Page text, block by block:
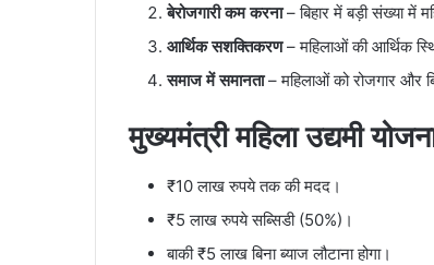
बेरोजगारी कम करना– बिहार में बड़ी संख्या में
आर्थिक सशक्तिकरण– महिलाओं की आर्थिक
समाज में समानता– महिलाओं को रोजगार और
मुख्यमंत्री महिला उद्यमी
₹10 लाख रुपये तक की मदद।
₹5 लाख रुपये सब्सिडी (50%)।
बाकी ₹5 लाख बिना ब्याज लौटाना होगा।